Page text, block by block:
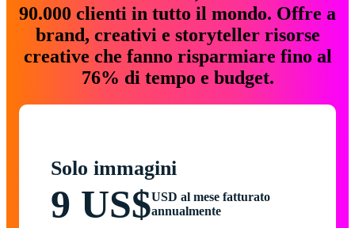
90.000 clienti in tutto il mondo. Offre a
brand, creativi e storyteller risorse
creative che fanno risparmiare fino al
76% di tempo e budget.
Solo immagini
9 US$USD al mese fatturato
annualmente